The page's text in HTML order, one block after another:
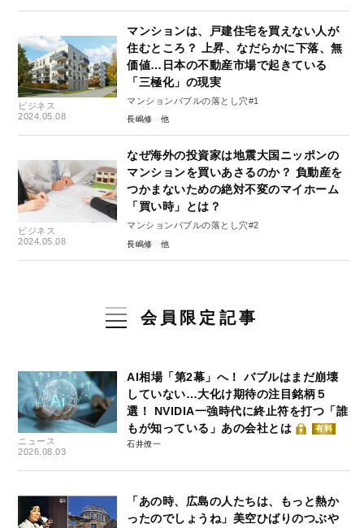
ビジネス
2024.05.08
マンションは、戸建住宅を買えない人が
住むところ？ 上昇、なだらかに下落、無
価値…日本の不動産市場で起きている
「三極化」の現実
マンションバブルの落とし穴#1
長嶋修
ビジネス
2024.05.08
なぜ海外の投資家は地震大国ニッポンの
マンションを買いあさるのか？ 負動産を
つかまないための絶対不変のマイホーム
「買い時」とは？
マンションバブルの落とし穴#2
長嶋修
会員限定記事
ニュース
2026.08.03
AI相場「第2幕」へ！ バブルはまだ崩壊
していない…大化け期待の注目銘柄５
選！ NVIDIA一強時代に終止符を打つ「誰
もが知っている」あの会社とは
有料
石井僚一
「あの時、広島の人たちは、もっと熱か
ったのでしょうね」美空ひばりのつぶや